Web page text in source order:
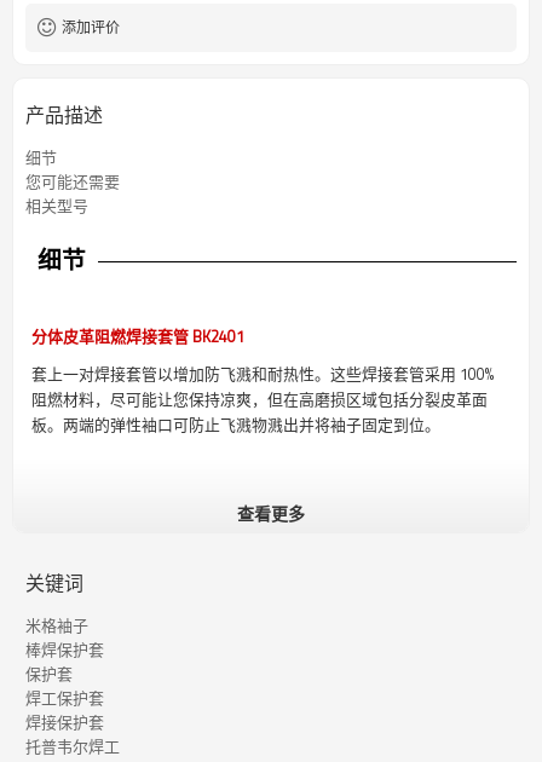
添加评价
产品描述
细节
您可能还需要
相关型号
细节
分体皮革阻燃焊接套管 BK2401
套上一对焊接套管以增加防飞溅和耐热性。这些焊接套管采用 100%
阻燃材料，尽可能让您保持凉爽，但在高磨损区域包括分裂皮革面
板。两端的弹性袖口可防止飞溅物溅出并将袖子固定到位。
查看更多
关键词
米格袖子
棒焊保护套
保护套
焊工保护套
焊接保护套
托普韦尔焊工